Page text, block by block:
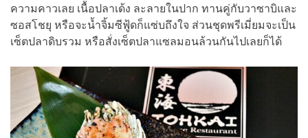
ความคาวเลย เนื้อปลาเด้ง ละลายในปาก ทานคู่กับวาซาบิและ
ซอสโชยุ หรือจะน้ำจิ้มซีฟู้ดก็แซ่บถึงใจ ส่วนชุดพรีเมี่ยมจะเป็น
เซ็ตปลาดิบรวม หรือสั่งเซ็ตปลาแซลมอนล้วนกันไปเลยก็ได้